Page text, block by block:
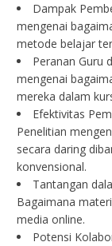
Dampak
mengenai
metode belajar
Peranan Guru
mengenai
mereka dalam
Efektivitas
Penelitian
secara daring
konvensional.
Tantangan
Bagaimana
media online.
Potensi